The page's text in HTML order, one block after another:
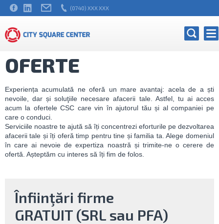
(0740) XXX XXX
OFERTE
Experiența acumulată ne oferă un mare avantaj: acela de a ști
nevoile, dar și soluţiile necesare afacerii tale. Astfel, tu ai acces
acum la ofertele CSC care vin în ajutorul tău și al companiei pe
care o conduci.
Serviciile noastre te ajută să îți concentrezi eforturile pe dezvoltarea
afacerii tale și îți oferă timp pentru tine și familia ta. Alege domeniul
în care ai nevoie de expertiza noastră și trimite-ne o cerere de
ofertă. Așteptăm cu interes să îți fim de folos.
Înfiinţări firme
GRATUIT (SRL sau PFA)